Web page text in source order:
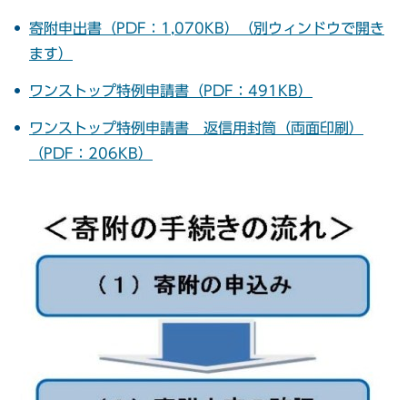
寄附申出書（PDF：1,070KB）（別ウィンドウで開き
ます）
ワンストップ特例申請書（PDF：491KB）
ワンストップ特例申請書 返信用封筒（両面印刷）
（PDF：206KB）